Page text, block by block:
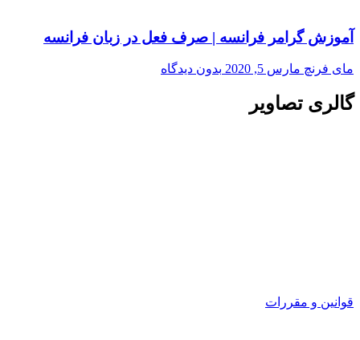
آموزش گرامر فرانسه | صرف فعل در زبان فرانسه
مای فرنچ مارس 5, 2020 بدون دیدگاه
گالری تصاویر
قوانین و مقررات